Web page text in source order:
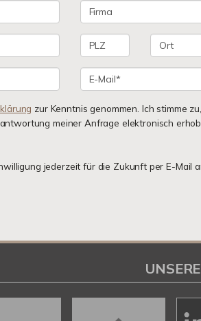
zur Kenntnis genommen. Ich stimme
meiner Anfrage elektronisch
jederzeit für die Zukunft per E-Mail